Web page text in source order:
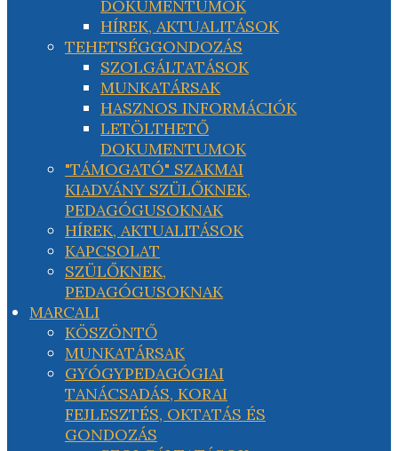
DOKUMENTUMOK
HÍREK, AKTUALITÁSOK
TEHETSÉGGONDOZÁS
SZOLGÁLTATÁSOK
MUNKATÁRSAK
HASZNOS INFORMÁCIÓK
LETÖLTHETŐ
DOKUMENTUMOK
"TÁMOGATÓ" SZAKMAI
KIADVÁNY SZÜLŐKNEK,
PEDAGÓGUSOKNAK
HÍREK, AKTUALITÁSOK
KAPCSOLAT
SZÜLŐKNEK,
PEDAGÓGUSOKNAK
MARCALI
KÖSZÖNTŐ
MUNKATÁRSAK
GYÓGYPEDAGÓGIAI
TANÁCSADÁS, KORAI
FEJLESZTÉS, OKTATÁS ÉS
GONDOZÁS